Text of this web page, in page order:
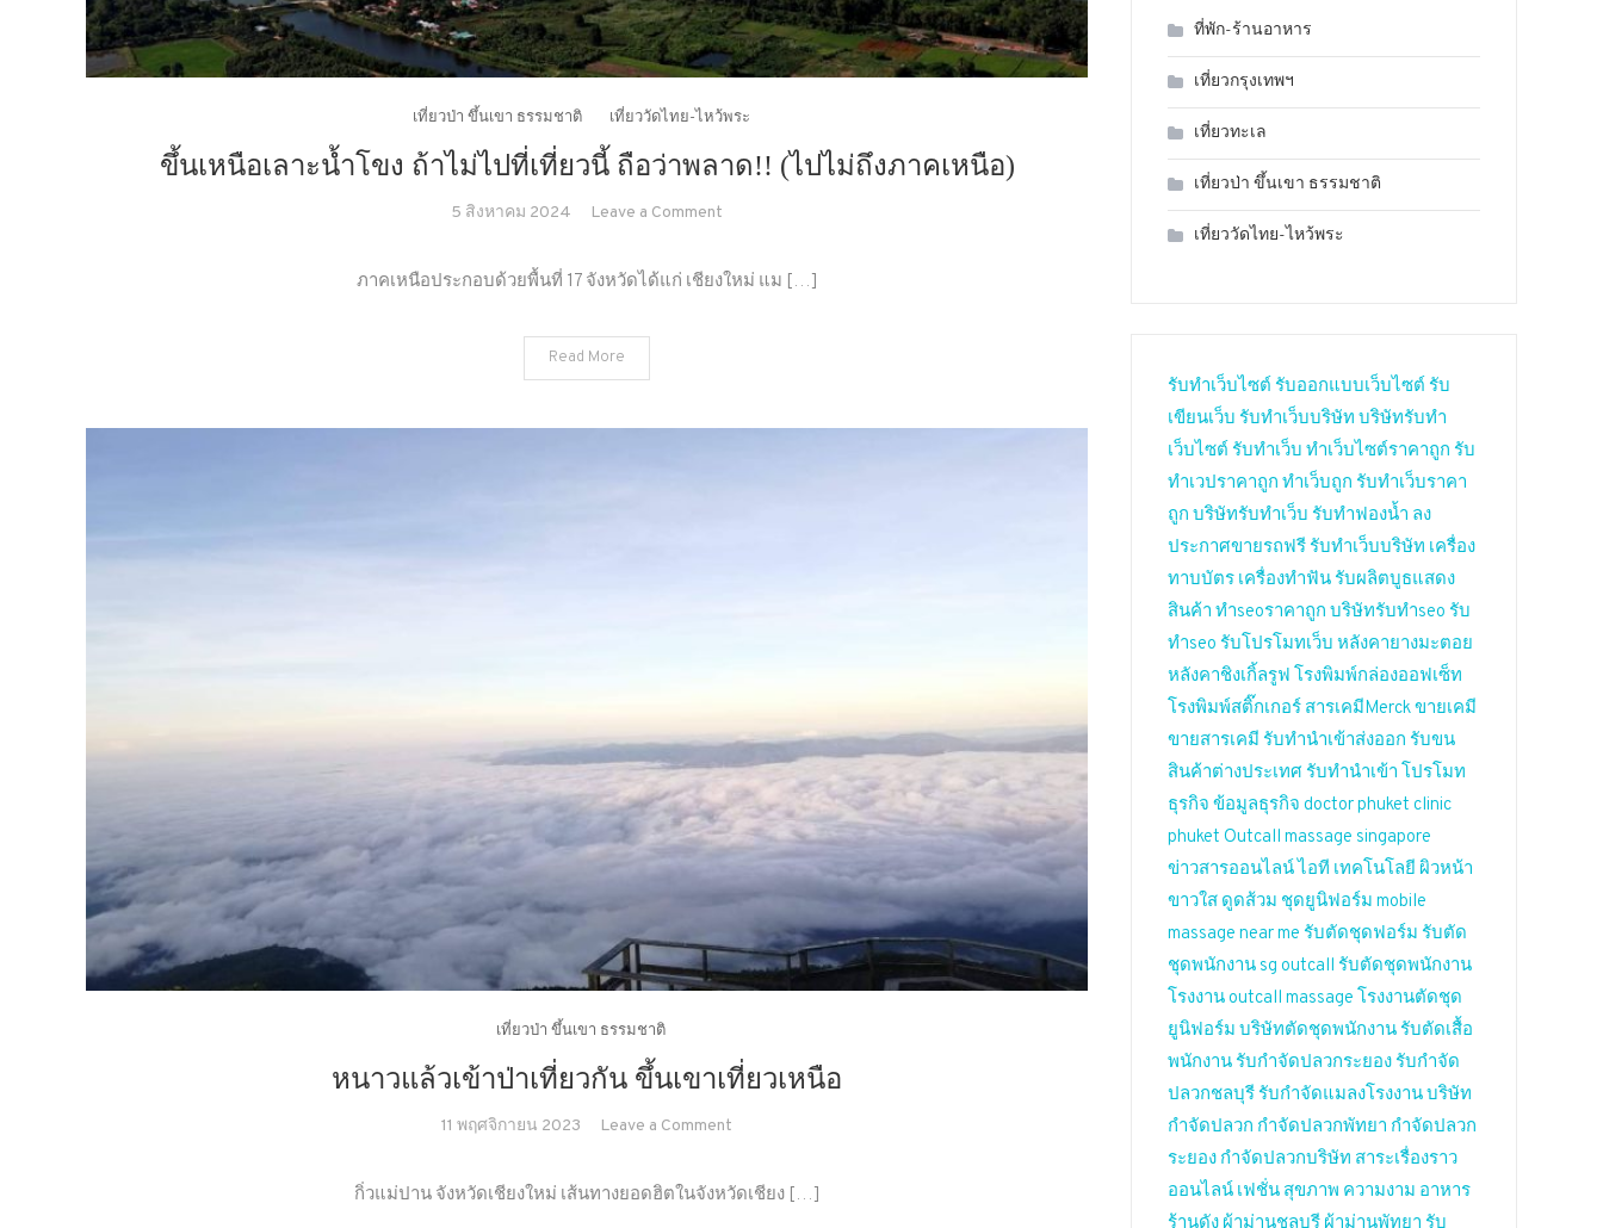
เที่ยวป่า ขึ้นเขา ธรรมชาติ เที่ยววัดไทย-ไหว้พระ
ขึ้นเหนือเลาะน้ำโขง ถ้าไม่ไปที่เที่ยวนี้ ถือว่าพลาด!! (ไปไม่ถึงภาคเหนือ)
5 สิงหาคม 2024 Leave a Comment
เหนือ
เหนือ)
ภาคเหนือประกอบด้วยพื้นที่ 17 จังหวัดได้แก่ เชียงใหม่ แม […]
Read More
เที่ยวป่า ขึ้นเขา ธรรมชาติ
หนาวแล้วเข้าป่าเที่ยวกัน ขึ้นเขาเที่ยวเหนือ
11 พฤศจิกายน 2023 Leave a Comment
แล้ว
กิ่วแม่ปาน จังหวัดเชียงใหม่ เส้นทางยอดฮิตในจังหวัดเชียง […]
ที่พัก-ร้านอาหาร
เที่ยวกรุงเทพฯ
เที่ยวทะเล
เที่ยวป่า ขึ้นเขา ธรรมชาติ
เที่ยววัดไทย-ไหว้พระ
รับทำเว็บไซต์ รับออกแบบเว็บไซต์ รับ
เขียนเว็บ รับทำเว็บบริษัท บริษัทรับทำ
เว็บไซต์ รับทำเว็บ ทำเว็บไซต์ราคาถูก รับ
ทำเวปราคาถูก ทำเว็บถูก รับทำเว็บราคา
ถูก บริษัทรับทำเว็บ รับทำฟองน้ำ ลง
ประกาศขายรถฟรี รับทำเว็บบริษัท เครื่อง
ทาบบัตร เครื่องทำฟัน รับผลิตบูธแสดง
สินค้า ทำseoราคาถูก บริษัทรับทำseo รับ
ทำseo รับโปรโมทเว็บ หลังคายางมะตอย
หลังคาชิงเกิ้ลรูฟ โรงพิมพ์กล่องออฟเซ็ท
โรงพิมพ์สติ๊กเกอร์ สารเคมีMerckขายเคมี
ขายสารเคมี รับทำนำเข้าส่งออก รับขน
สินค้าต่างประเทศ รับทำนำเข้า โปรโมท
ธุรกิจ ข้อมูลธุรกิจ doctor phuket clinic
phuket Outcall massage singapore
ข่าวสารออนไลน์ไอที เทคโนโลยี ผิวหน้า
ขาวใส ดูดส้วม ชุดยูนิฟอร์ม mobile
massage near me รับตัดชุดฟอร์ม รับตัด
ชุดพนักงาน sg outcall รับตัดชุดพนักงาน
โรงงาน outcall massage โรงงานตัดชุด
ยูนิฟอร์ม บริษัทตัดชุดพนักงาน รับตัดเสื้อ
พนักงาน รับกำจัดปลวกระยอง รับกำจัด
ปลวกชลบุรี รับกำจัดแมลงโรงงานบริษัท
กำจัดปลวก กำจัดปลวกพัทยา กำจัดปลวก
ระยอง กำจัดปลวกบริษัท สาระเรื่องราว
ออนไลน์ เฟชั่น สุขภาพ ความงาม อาหาร